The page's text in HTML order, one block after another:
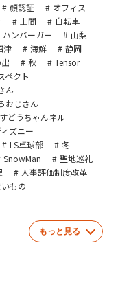
顔認証
オフィス
土間
自転車
ハンバーガー
山梨
津 海鮮
静岡
秋
Tensor
ペクト
ん
おじさん
すどうちゃんネル
ズニー
LS卓球部
冬
SnowMan
聖地巡礼
人事評価制度改革
もの
もっと見る